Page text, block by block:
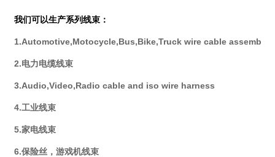
我们可以生产系列线束：
1.Automotive,Motocycle,Bus,Bike,Truck wire cable assembly
2.电力电缆线束
3.Audio,Video,Radio cable and iso wire harness
4.工业线束
5.家电线束
6.保险丝，游戏机线束